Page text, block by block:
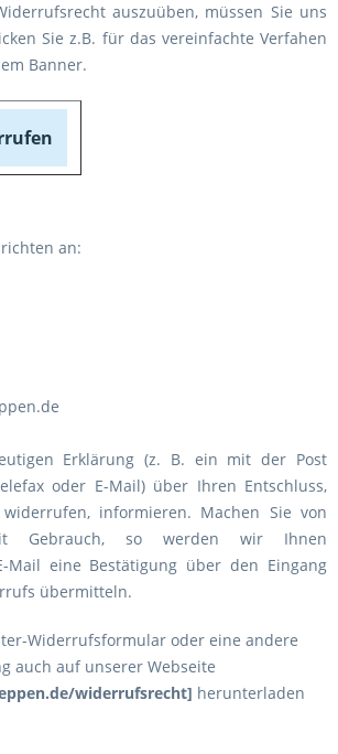
auszuüben, müssen Sie uns
Sie z.B. für das vereinfachte Verfahen
Banner.
an:
Erklärung (z. B. ein mit der Post
oder E-Mail) über Ihren Entschluss,
informieren. Machen Sie von
Gebrauch, so werden wir Ihnen
Mail eine Bestätigung über den Eingang
übermitteln.
Widerrufsformular oder eine andere
auch auf unserer Webseite
widerrufsrecht] herunterladen